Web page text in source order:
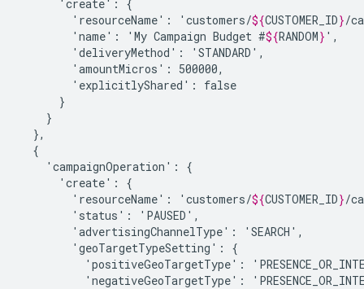
'create':
'resourceName':
'customers/${CUSTOMER_ID}
'name':
'My Campaign Budget #${RANDOM}
'deliveryMethod':
'amountMicros':
'explicitlyShared':
'campaignOperation':
'create':
'resourceName':
'customers/${CUSTOMER_ID}
'status':
'advertisingChannelType':
'geoTargetTypeSetting':
'positiveGeoTargetType':
'negativeGeoTargetType':